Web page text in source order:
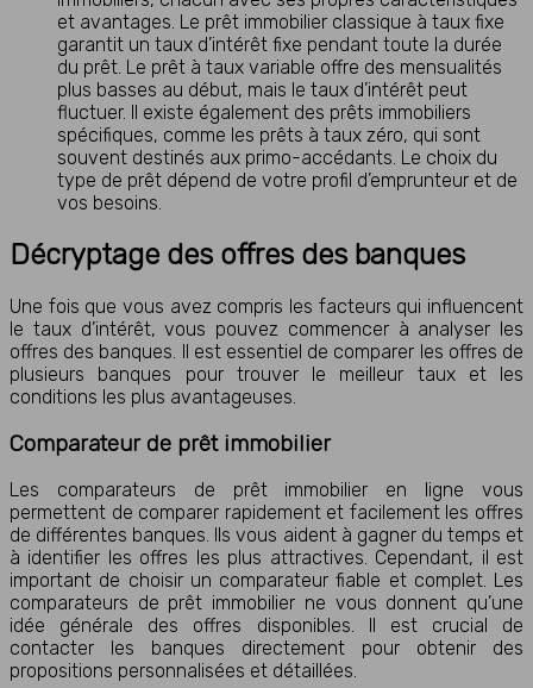
et avantages. Le prêt immobilier classique à taux fixe
garantit un taux d’intérêt fixe pendant toute la durée
du prêt. Le prêt à taux variable offre des mensualités
plus basses au début, mais le taux d’intérêt peut
fluctuer. Il existe également des prêts immobiliers
spécifiques, comme les prêts à taux zéro, qui sont
souvent destinés aux primo-accédants. Le choix du
type de prêt dépend de votre profil d’emprunteur et de
vos besoins.
Décryptage des offres des banques
Une fois que vous avez compris les facteurs qui influencent
le taux d’intérêt, vous pouvez commencer à analyser les
offres des banques. Il est essentiel de comparer les offres de
plusieurs banques pour trouver le meilleur taux et les
conditions les plus avantageuses.
Comparateur de prêt immobilier
Les comparateurs de prêt immobilier en ligne vous
permettent de comparer rapidement et facilement les offres
de différentes banques. Ils vous aident à gagner du temps et
à identifier les offres les plus attractives. Cependant, il est
important de choisir un comparateur fiable et complet. Les
comparateurs de prêt immobilier ne vous donnent qu’une
idée générale des offres disponibles. Il est crucial de
contacter les banques directement pour obtenir des
propositions personnalisées et détaillées.